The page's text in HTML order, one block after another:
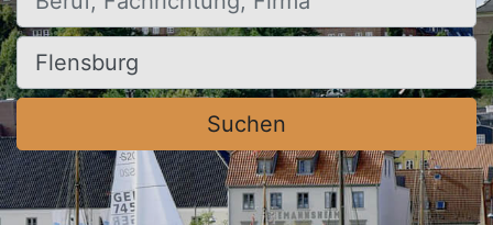
Ort, Stadt
Suchen